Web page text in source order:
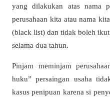
yang dilakukan atas nama
perusahaan kita atau nama
(black list) dan tidak boleh
selama dua tahun.
Pinjam meminjam
huku” persaingan usaha
kasus penipuan karena si